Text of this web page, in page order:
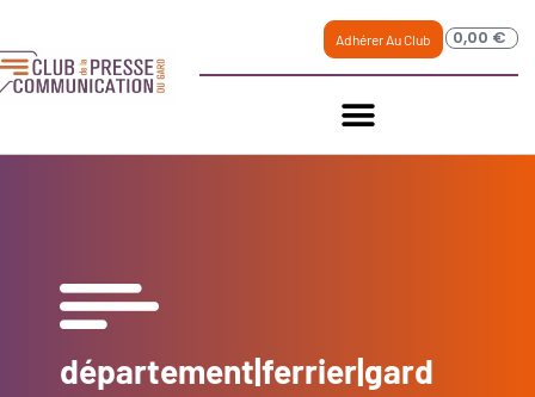
Adhérer Au Club 0,00 €
département|ferrier|gard